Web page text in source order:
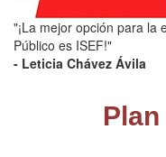
"¡La mejor opción para la
Público es ISEF!"
- Leticia Chávez Ávila